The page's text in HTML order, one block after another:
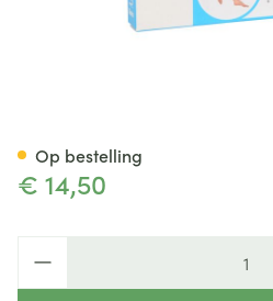
€ 14,50
Op bestelling